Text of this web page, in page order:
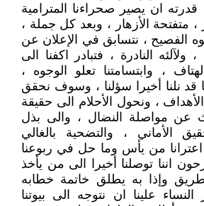
قدرته ان يصير صحراءنا المترامية
، متفتحة الأزهار ، وبعد كل جملة ،
الفصيح ، نتسابق في الإعلان عن
، ولآلئه النادرة ، فتبادر اكفنا الى
، وابتسامتنا تعلو الوجوه ،
قد نلنا أخيرا سؤلنا ، وسوف نحقق
، ونحول الأحلام الى حقيقة
عن مواصلة النضال ، والى بذل
الأماني ، والتضحية بالغالي
من يأس وما حل في ربوعنا
اننا توصلنا أخيرا الى من يأخذ
وإذا به يطلق خاتمة خطابه
علينا ان نتوجه الى بيوتنا